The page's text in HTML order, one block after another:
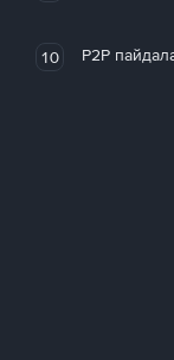
10 P2P